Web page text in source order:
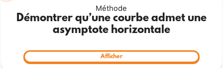
Méthode
Démontrer qu’une courbe admet une
asymptote horizontale
Afficher